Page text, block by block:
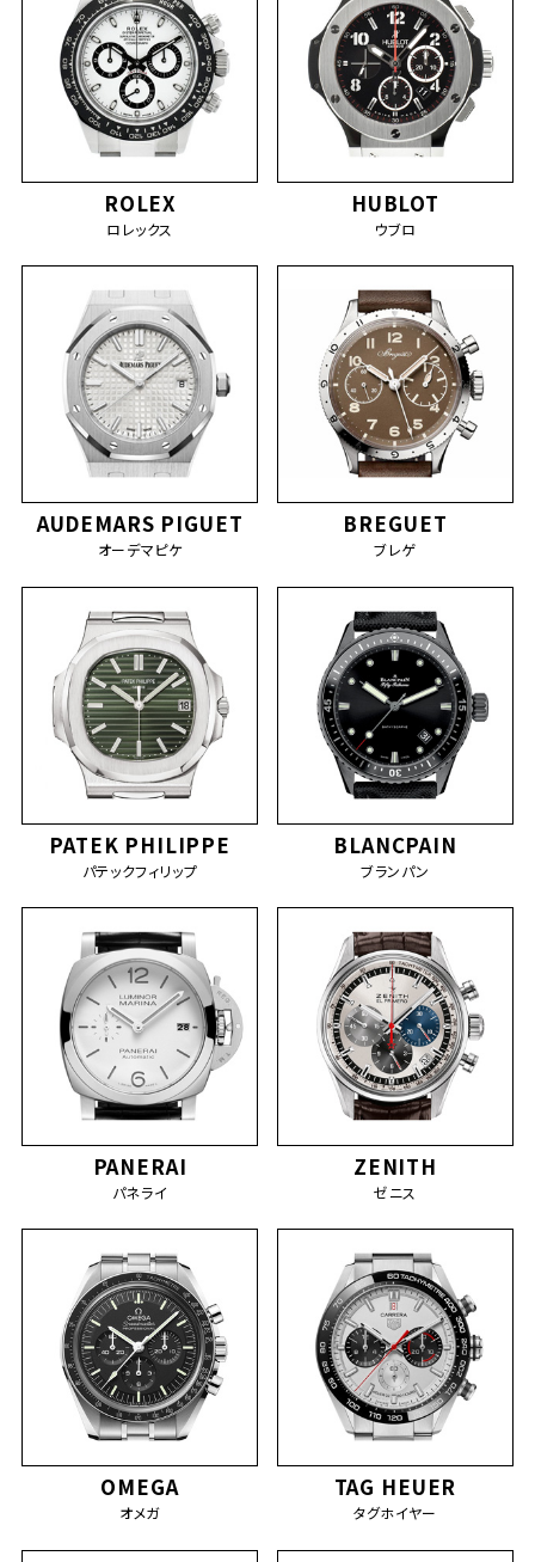
ROLEX
ロレックス
HUBLOT
ウブロ
AUDEMARS PIGUET
オーデマピケ
BREGUET
ブレゲ
PATEK PHILIPPE
パテックフィリップ
BLANCPAIN
ブランパン
PANERAI
パネライ
ZENITH
ゼニス
OMEGA
オメガ
TAG HEUER
タグホイヤー